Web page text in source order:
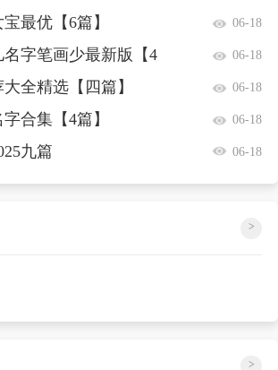
最优【6篇】 06-18
字笔画少最新版【4
06-18
全精选【四篇】 06-18
合集【4篇】 06-18
九篇 06-18
>
>